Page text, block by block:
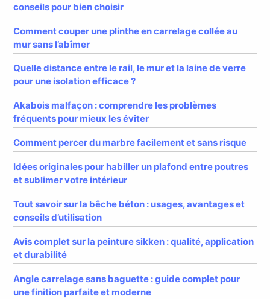
conseils pour bien choisir
Comment couper une plinthe en carrelage collée au
mur sans l’abîmer
Quelle distance entre le rail, le mur et la laine de verre
pour une isolation efficace ?
Akabois malfaçon : comprendre les problèmes
fréquents pour mieux les éviter
Comment percer du marbre facilement et sans risque
Idées originales pour habiller un plafond entre poutres
et sublimer votre intérieur
Tout savoir sur la bêche béton : usages, avantages et
conseils d’utilisation
Avis complet sur la peinture sikken : qualité, application
et durabilité
Angle carrelage sans baguette : guide complet pour
une finition parfaite et moderne